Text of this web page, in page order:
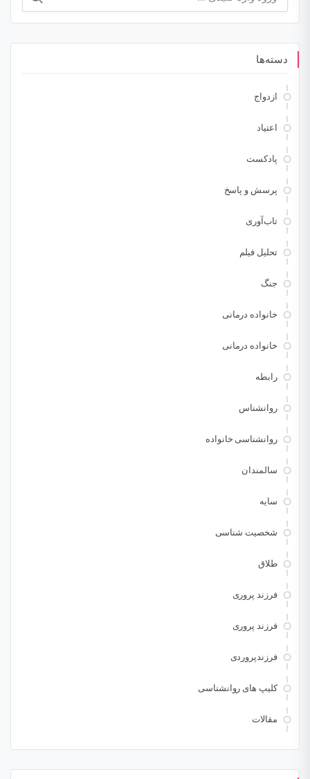
دسته‌ها
ازدواج
اعتیاد
پادکست
پرسش و پاسخ
تاب‌آوری
تحلیل فیلم
جنگ
خانواده درمانی
خانواده درمانی
رابطه
روانشناس
روانشناسی خانواده
سالمندان
سایه
شخصیت شناسی
طلاق
فرزند پروری
فرزند پروری
فرزندپروردی
کلیپ های روانشناسی
مقالات